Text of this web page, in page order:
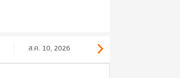
ส.ค. 10, 2026